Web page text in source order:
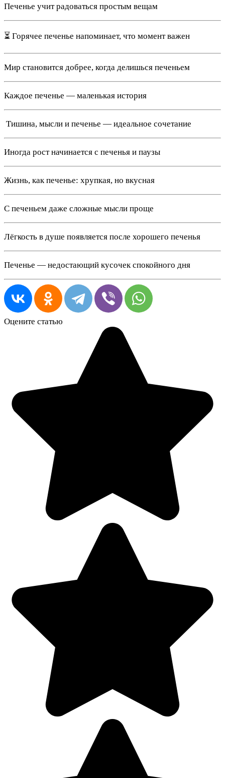
Печенье учит радоваться простым вещам
⏳ Горячее печенье напоминает, что момент важен
Мир становится добрее, когда делишься печеньем
Каждое печенье — маленькая история
️ Тишина, мысли и печенье — идеальное сочетание
Иногда рост начинается с печенья и паузы
Жизнь, как печенье: хрупкая, но вкусная
С печеньем даже сложные мысли проще
Лёгкость в душе появляется после хорошего печенья
Печенье — недостающий кусочек спокойного дня
Оцените статью